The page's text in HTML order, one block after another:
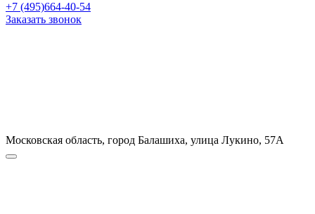
+7 (495)664-40-54
Заказать звонок
Московская область, город Балашиха, улица Лукино, 57А